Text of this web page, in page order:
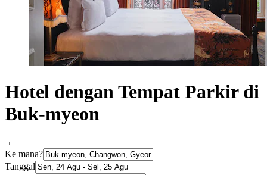
Hotel dengan Tempat Parkir di
Buk-myeon
Ke mana?
Tanggal